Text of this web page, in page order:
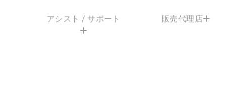
アシスト / サポート 販売代理店